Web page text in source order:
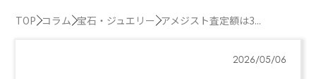
TOP コラム 宝石・ジュエリー アメジスト査定額は3...
2026/05/06